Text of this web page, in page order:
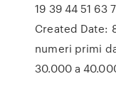
19 39 44 51 63
Created Date:
numeri primi
30.000 a